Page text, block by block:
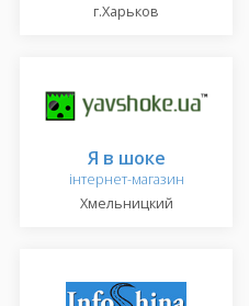
г.Харьков
Я в шоке
інтернет-магазин
Хмельницкий